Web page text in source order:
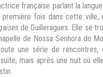
française parlant la
fois dans cette
de Guilleragues. Elle se
de Nossa Senhora do
une série de rencontres,
mais après une nuit où